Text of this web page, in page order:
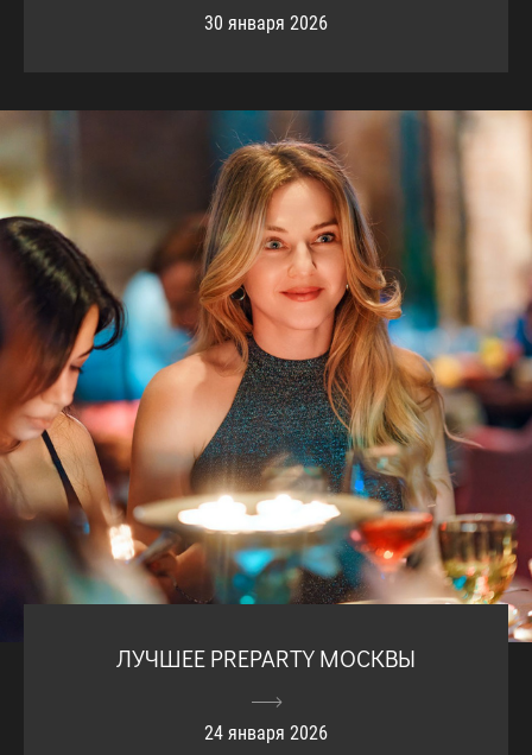
30 января 2026
ЛУЧШЕЕ PREPARTY МОСКВЫ
24 января 2026